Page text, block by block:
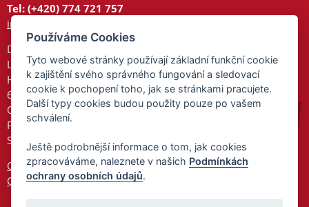
Tel: (+420) 774 721 757
info@tajnedarky.cz
Dárkové centrum
Legionářů 2
Hodonín
695 01
Otevřeno:
Po-Pá 9-17
So 9-11:30
Ochrana osobních údajů
Cookies
Používáme Cookies
Tyto webové stránky používají základní funkční cookie
k zajištění svého správného fungování a sledovací
cookie k pochopení toho, jak se stránkami pracujete.
Další typy cookies budou použity pouze po vašem
schválení.
Ještě podrobnější informace o tom, jak cookies
zpracováváme, naleznete v našich Podmínkách
ochrany osobních údajů.